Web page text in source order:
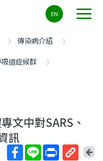
EN
傳染病介紹
道症候群
文中對SARS、
訊
回